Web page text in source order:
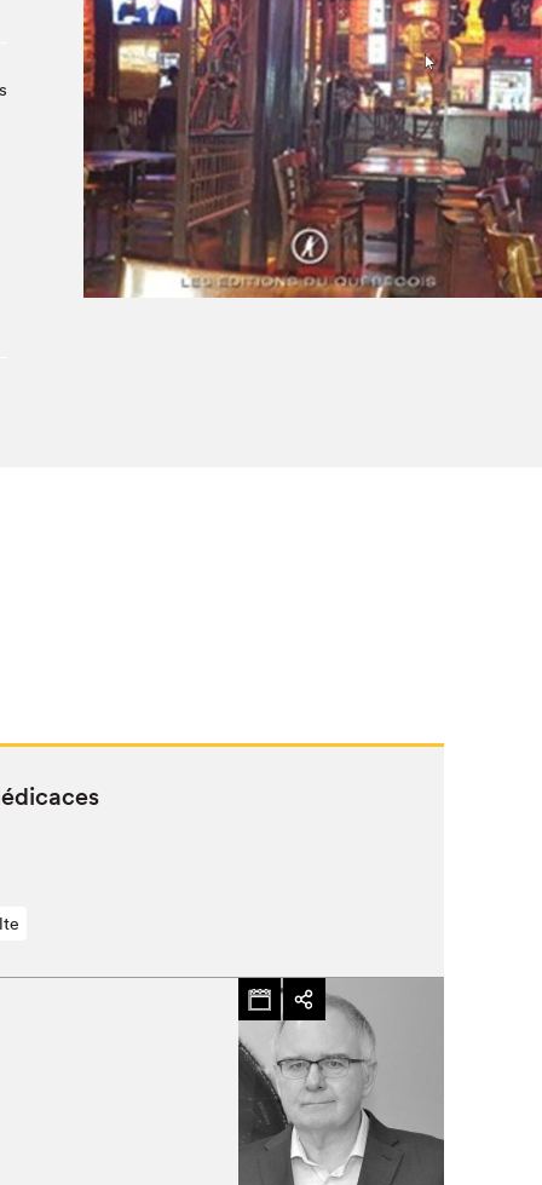
Le Salon dans la ville, espace
organisateur⋅rice
> SLM Pro